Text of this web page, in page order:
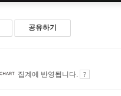
공유하기
집계에 반영됩니다.